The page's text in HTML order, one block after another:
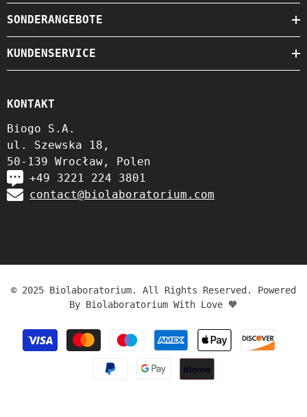
SONDERANGEBOTE
KUNDENSERVICE
KONTAKT
Biogo S.A.
ul. Szewska 18,
50-139 Wrocław, Polen
+49 3221 224 3801
contact@biolaboratorium.com
© 2025 Biolaboratorium. All Rights Reserved. Powered
By Biolaboratorium With Love 🧡
Zahlungsmethoden